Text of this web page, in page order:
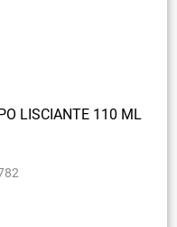
LISCIANTE 110 ML